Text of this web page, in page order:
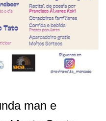
man e